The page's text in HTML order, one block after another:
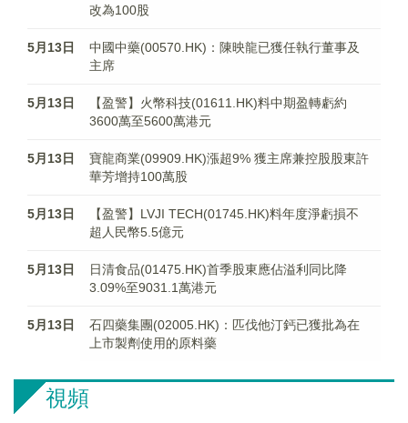
改為100股
5月13日
中國中藥(00570.HK)：陳映龍已獲任執行董事及
主席
5月13日
【盈警】火幣科技(01611.HK)料中期盈轉虧約
3600萬至5600萬港元
5月13日
寶龍商業(09909.HK)漲超9% 獲主席兼控股股東許
華芳增持100萬股
5月13日
【盈警】LVJI TECH(01745.HK)料年度淨虧損不
超人民幣5.5億元
5月13日
日清食品(01475.HK)首季股東應佔溢利同比降
3.09%至9031.1萬港元
5月13日
石四藥集團(02005.HK)：匹伐他汀鈣已獲批為在
上市製劑使用的原料藥
視頻